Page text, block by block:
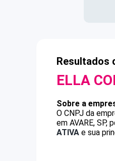
Resultados
ELLA
Sobre a
O CNPJ da
em AVARE,
ATIVA e sua